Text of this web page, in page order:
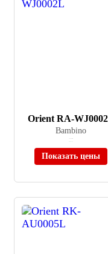
Orient RA-
Bambino
Показать цены